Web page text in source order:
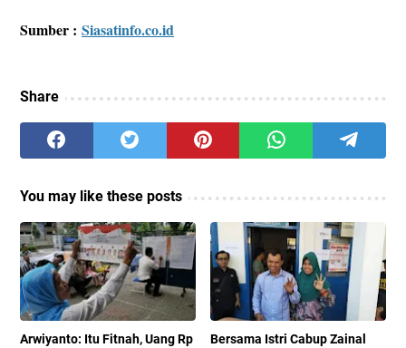
Sumber : Siasatinfo.co.id
Share
You may like these posts
Arwiyanto: Itu Fitnah, Uang Rp
Bersama Istri Cabup Zainal